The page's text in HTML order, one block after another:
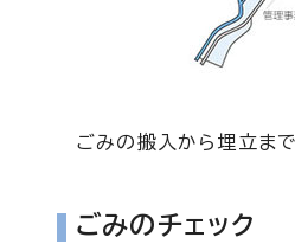
ごみの搬入から埋立まで
ごみのチェック